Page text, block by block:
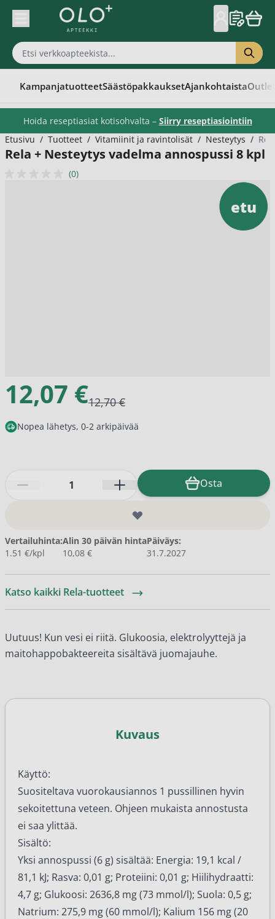
Skip to Content
KampanjatuotteetSäästöpakkauksetAjankohtaista
Hoida reseptiasiat kotisohvalta – Siirry reseptiasiointiin
Etusivu / Tuotteet / Vitamiinit ja ravintolisät / Nesteytys /
Rela + Nesteytys vadelma annospussi 8 kpl
(0)
etu
12,07 €12,70 €
Nopea lähetys, 0-2 arkipäivää
Osta
Vertailuhinta:
1.51 €/kpl
Alin 30 päivän hinta
10,08 €
Päiväys:
31.7.2027
Katso kaikki Rela-tuotteet
Uutuus! Kun vesi ei riitä. Glukoosia, elektrolyyttejä ja
maitohappobakteereita sisältävä juomajauhe.
Kuvaus
Käyttö:
Suositeltava vuorokausiannos 1 pussillinen hyvin
sekoitettuna veteen. Ohjeen mukaista annostusta
ei saa ylittää.
Sisältö:
Yksi annospussi (6 g) sisältää: Energia: 19,1 kcal /
81,1 kJ; Rasva: 0,01 g; Proteiini: 0,01 g; Hiilihydraatti:
4,7 g; Glukoosi: 2636,8 mg (73 mmol/l); Suola: 0,5 g;
Natrium: 275,9 mg (60 mmol/l); Kalium 156 mg (20